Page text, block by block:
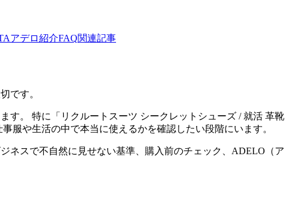
アデロ紹介FAQ関連記事
です。
す。 特に「リクルートスーツ シークレットシューズ / 就活 革靴
服や生活の中で本当に使えるかを確認したい段階にいます。
ネスで不自然に見せない基準、購入前のチェック、ADELO（ア